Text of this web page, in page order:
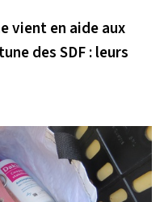
vient en aide aux
des SDF : leurs